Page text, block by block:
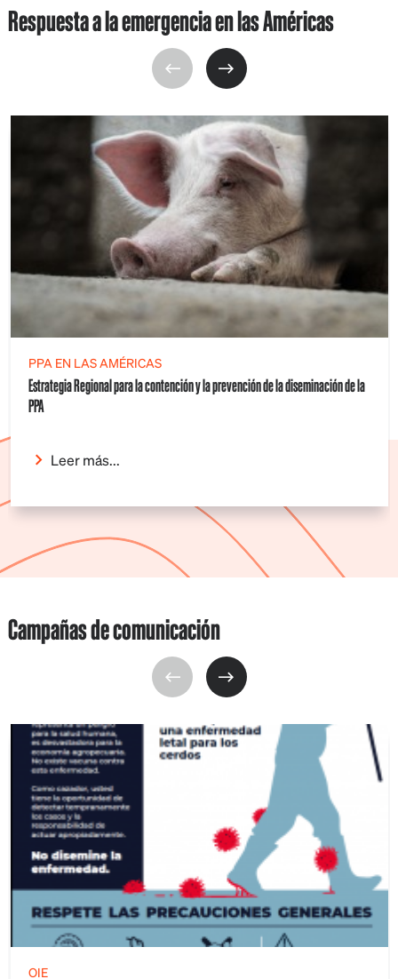
Respuesta a la emergencia en las Américas
PPA EN LAS AMÉRICAS
Estrategia Regional para la contención y la prevención de la diseminación de la
PPA
Leer más...
Campañas de comunicación
OIE